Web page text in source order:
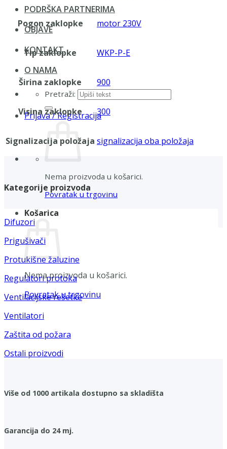
PODRŠKA PARTNERIMA
OBJAVE
KONTAKT
O NAMA
Pretraži:
Prijava / Registracija
Nema proizvoda u košarici.
Povratak u trgovinu
Košarica
Nema proizvoda u košarici.
Povratak u trgovinu
Pogon zaklopke motor 230V
Tip zaklopke WKP-P-E
Širina zaklopke 900
Visina zaklopke 300
Signalizacija položaja signalizacija oba položaja
Kategorije proizvoda
Difuzori
Prigušivači
Protukišne žaluzine
Regulatori protoka
Ventilacijske rešetke
Ventilatori
Zaštita od požara
Ostali proizvodi
Više od 1000 artikala dostupno sa skladišta
Garancija do 24 mj.